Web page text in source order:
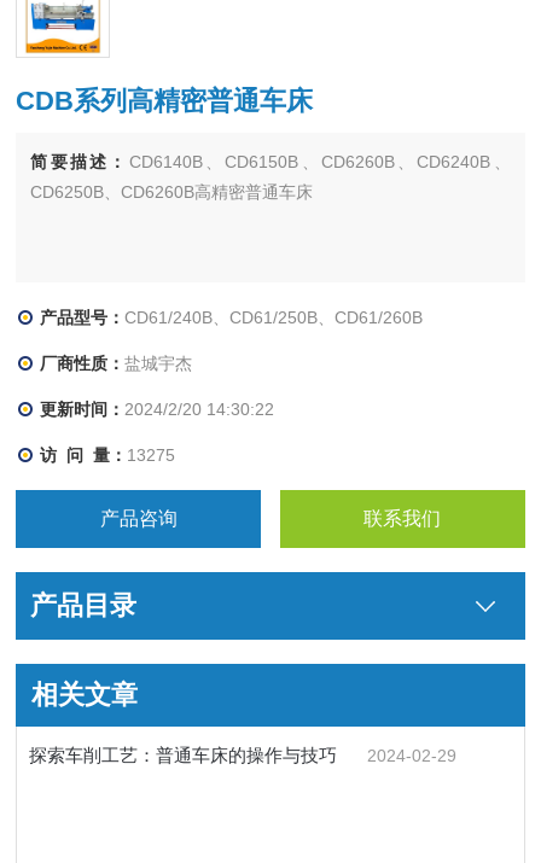
CDB系列高精密普通车床
简要描述： CD6140B、CD6150B、CD6260B、CD6240B、
CD6250B、CD6260B高精密普通车床
产品型号：CD61/240B、CD61/250B、CD61/260B
厂商性质：盐城宇杰
更新时间： 2024/2/20 14:30:22
访 问 量： 13275
产品咨询 联系我们
产品目录
相关文章
探索车削工艺：普通车床的操作与技巧 2024-02-29